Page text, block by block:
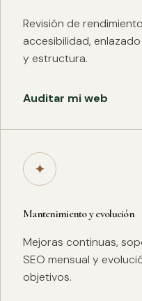
Revisión de
accesibilidad,
y estructura.
Auditar mi web
✦
Mantenimiento y evolución
Mejoras continuas,
SEO mensual y
objetivos.